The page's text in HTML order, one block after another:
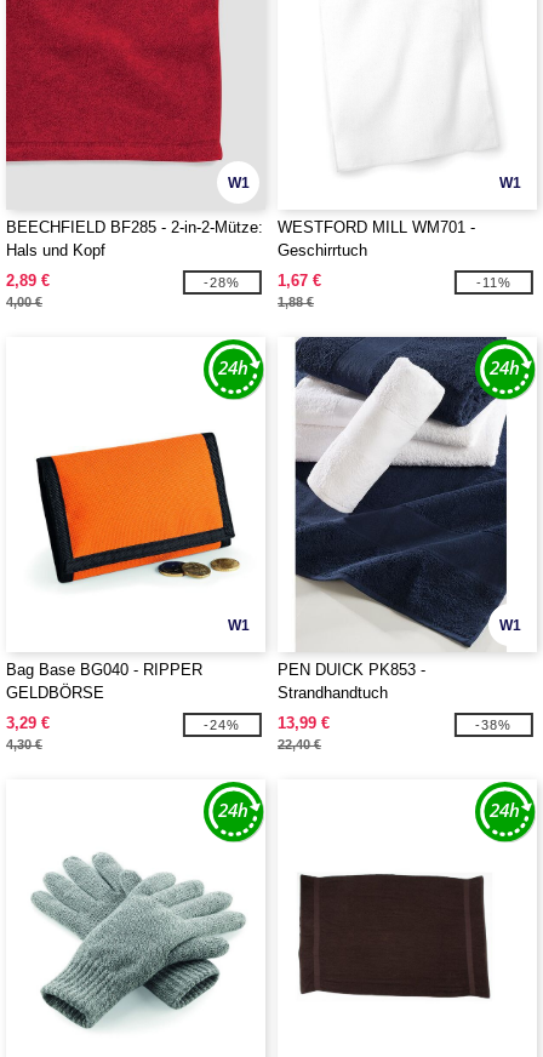
W1
BEECHFIELD BF285 - 2-in-2-Mütze:
Hals und Kopf
2,89 €
4,00 €
-28%
W1
WESTFORD MILL WM701 -
Geschirrtuch
1,67 €
1,88 €
-11%
W1
Bag Base BG040 - RIPPER
GELDBÖRSE
3,29 €
4,30 €
-24%
W1
PEN DUICK PK853 -
Strandhandtuch
13,99 €
22,40 €
-38%